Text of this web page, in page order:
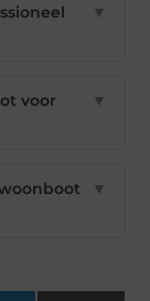
▼
voor
▼
▼